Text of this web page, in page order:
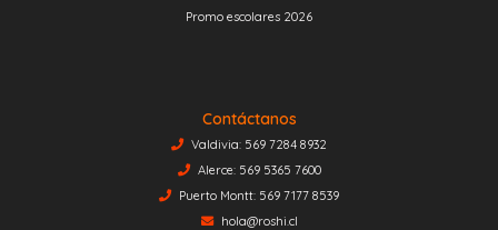
Promo escolares 2026
Contáctanos
Valdivia: 569 7284 8932
Alerce: 569 5365 7600
Puerto Montt: 569 7177 8539
hola@roshi.cl